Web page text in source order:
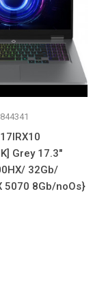
Grey 17.3"
32Gb/
5070 8Gb/noOs}